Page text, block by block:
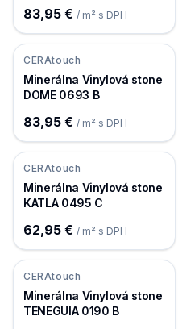
83,95 € / m² s DPH
CERAtouch
Minerálna Vinylová stone
DOME 0693 B
83,95 € / m² s DPH
CERAtouch
Minerálna Vinylová stone
KATLA 0495 C
62,95 € / m² s DPH
CERAtouch
Minerálna Vinylová stone
TENEGUIA 0190 B